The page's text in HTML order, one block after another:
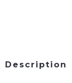
Description